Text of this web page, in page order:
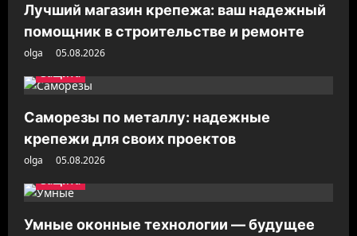
Лучший магазин крепежа: ваш надежный
помощник в строительстве и ремонте
olga
05.08.2026
Защита
Саморезы по металлу: надежные
крепежи для своих проектов
olga
05.08.2026
Защита
Умные оконные технологии — будущее